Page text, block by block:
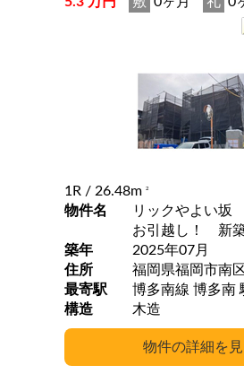
1R / 26.48m 2
物件名
リックやよい坂
お引越し！ 新築
築年
2025年07月
住所
福岡県福岡市南
最寄駅
構造
木造